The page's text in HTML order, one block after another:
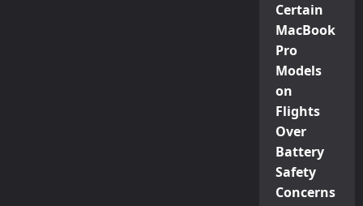
Certain
MacBook
Pro
Models
on
Flights
Over
Battery
Safety
Concerns